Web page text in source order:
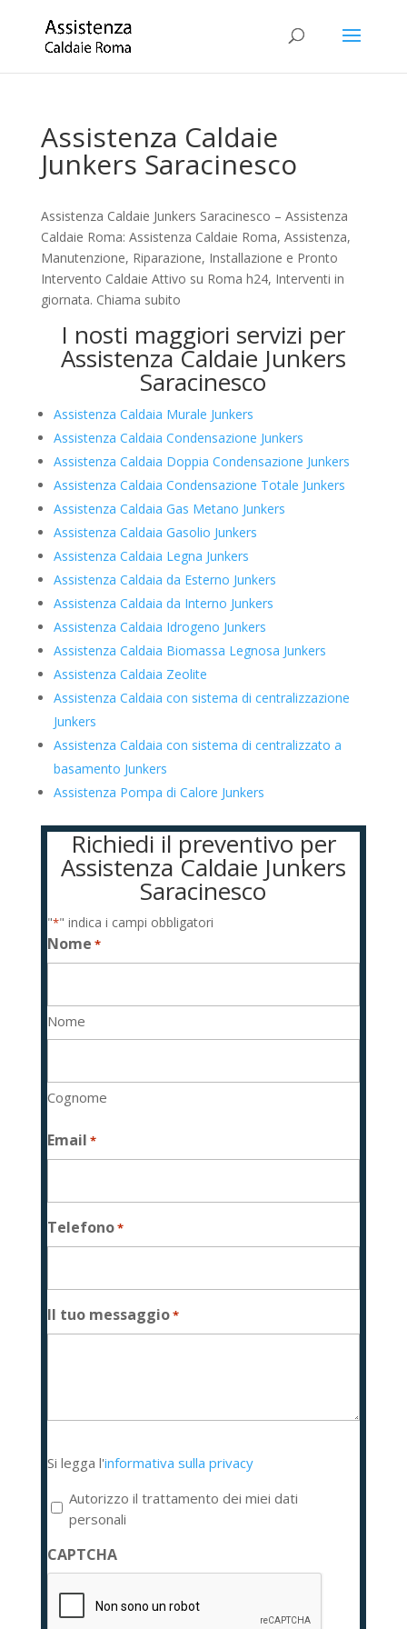
Assistenza Caldaie
Junkers Saracinesco
Assistenza Caldaie Junkers Saracinesco – Assistenza
Caldaie Roma: Assistenza Caldaie Roma, Assistenza,
Manutenzione, Riparazione, Installazione e Pronto
Intervento Caldaie Attivo su Roma h24, Interventi in
giornata. Chiama subito
I nosti maggiori servizi per
Assistenza Caldaie Junkers
Saracinesco
Assistenza Caldaia Murale Junkers
Assistenza Caldaia Condensazione Junkers
Assistenza Caldaia Doppia Condensazione Junkers
Assistenza Caldaia Condensazione Totale Junkers
Assistenza Caldaia Gas Metano Junkers
Assistenza Caldaia Gasolio Junkers
Assistenza Caldaia Legna Junkers
Assistenza Caldaia da Esterno Junkers
Assistenza Caldaia da Interno Junkers
Assistenza Caldaia Idrogeno Junkers
Assistenza Caldaia Biomassa Legnosa Junkers
Assistenza Caldaia Zeolite
Assistenza Caldaia con sistema di centralizzazione
Junkers
Assistenza Caldaia con sistema di centralizzato a
basamento Junkers
Assistenza Pompa di Calore Junkers
Richiedi il preventivo per
Assistenza Caldaie Junkers
Saracinesco
"*" indica i campi obbligatori
Nome *
Nome
Cognome
Email *
Telefono*
Il tuo messaggio*
legga
l'informativa
sulla
privacy
*
Si legga l'informativa sulla privacy
Autorizzo il trattamento dei miei dati
personali
CAPTCHA